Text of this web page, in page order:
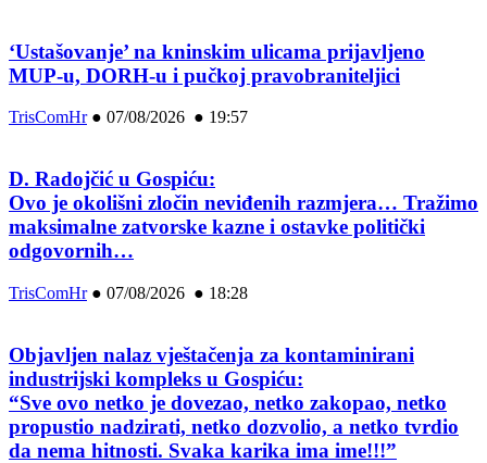
‘Ustašovanje’ na kninskim ulicama prijavljeno
MUP-u, DORH-u i pučkoj pravobraniteljici
TrisComHr● 07/08/2026 ● 19:57
D. Radojčić u Gospiću:
Ovo je okolišni zločin neviđenih razmjera… Tražimo
maksimalne zatvorske kazne i ostavke politički
odgovornih…
TrisComHr● 07/08/2026 ● 18:28
Objavljen nalaz vještačenja za kontaminirani
industrijski kompleks u Gospiću:
“Sve ovo netko je dovezao, netko zakopao, netko
propustio nadzirati, netko dozvolio, a netko tvrdio
da nema hitnosti. Svaka karika ima ime!!!”